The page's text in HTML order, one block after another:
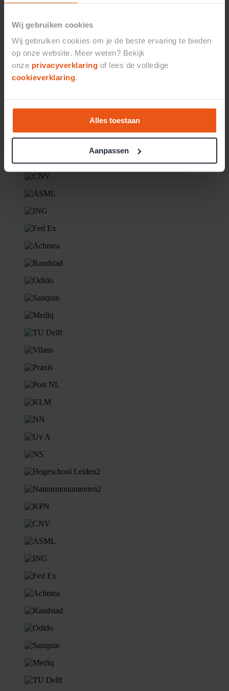
Wij gebruiken cookies
Wij gebruiken cookies om je de beste ervaring te bieden
op onze website. Meer weten? Bekijk
onze privacyverklaring of lees de volledige
cookieverklaring.
Alles toestaan
Aanpassen